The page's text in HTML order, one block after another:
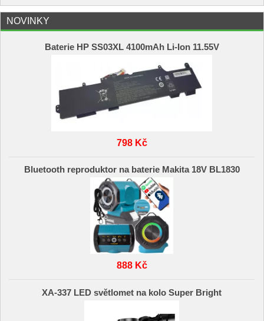
NOVINKY
Baterie HP SS03XL 4100mAh Li-Ion 11.55V
798 Kč
Bluetooth reproduktor na baterie Makita 18V BL1830
888 Kč
XA-337 LED světlomet na kolo Super Bright